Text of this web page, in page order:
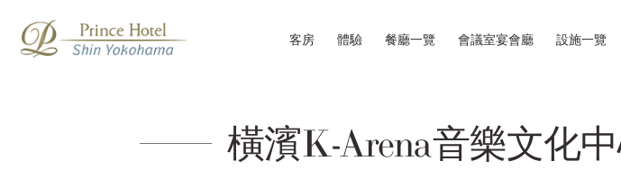
客房 體驗 餐廳一覽 會議室宴會廳 設施一覽
橫濱K-Arena音樂文化